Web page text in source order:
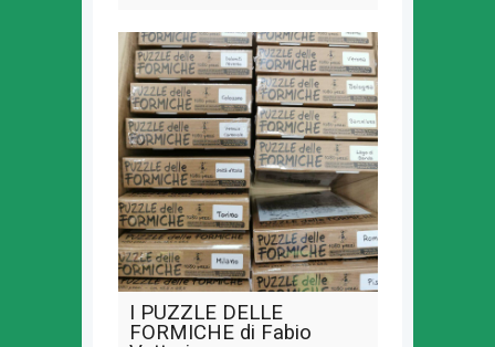
I PUZZLE DELLE
FORMICHE di Fabio